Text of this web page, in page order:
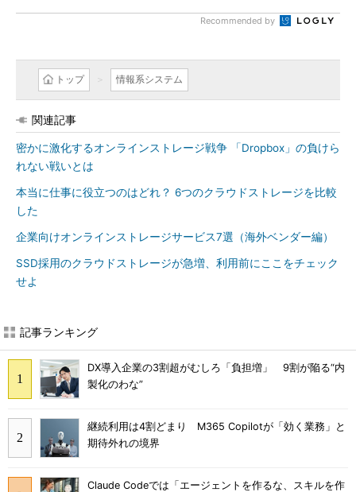
Recommended by
トップ 情報系システム
関連記事
密かに激化するオンラインストレージ戦争 「Dropbox」の負けら
れない戦いとは
本当に仕事に役立つのはどれ？ 6つのクラウドストレージを比較
した
企業向けオンラインストレージサービス7選（海外ベンダー編）
SSD採用のクラウドストレージが急増、利用前にここをチェック
せよ
記事ランキング
DX導入企業の3割超がむしろ「負担増」 9割が陥る“内
製化のわな”
継続利用は4割どまり M365 Copilotが「効く業務」と
期待外れの境界
Claude Codeでは「エージェントを作るな、スキルを作